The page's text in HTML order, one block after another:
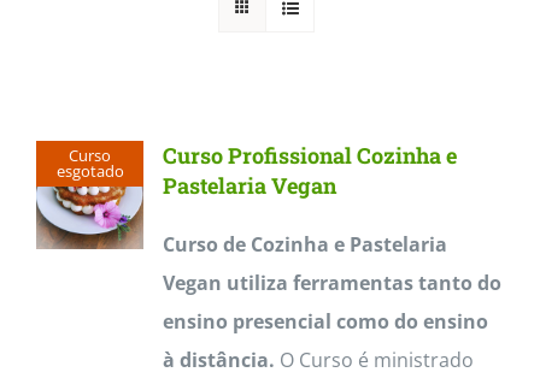
Curso
esgotado
Curso Profissional Cozinha e
Pastelaria Vegan
Curso de Cozinha e Pastelaria
Vegan utiliza ferramentas tanto do
ensino presencial como do ensino
à distância. O Curso é ministrado